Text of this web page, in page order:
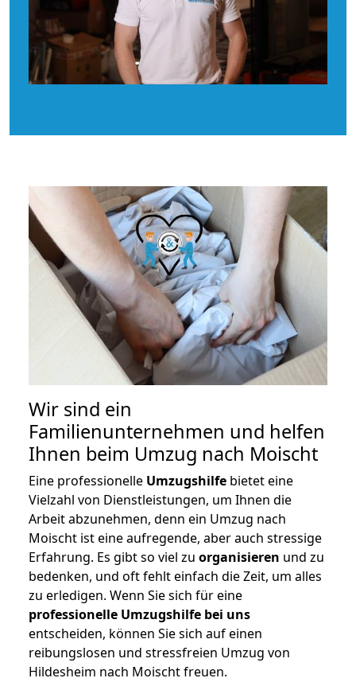
Wir sind ein
Familienunternehmen und helfen
Ihnen beim Umzug nach Moischt
Eine professionelle Umzugshilfe bietet eine
Vielzahl von Dienstleistungen, um Ihnen die
Arbeit abzunehmen, denn ein Umzug nach
Moischt ist eine aufregende, aber auch stressige
Erfahrung. Es gibt so viel zu organisieren und zu
bedenken, und oft fehlt einfach die Zeit, um alles
zu erledigen. Wenn Sie sich für eine
professionelle Umzugshilfe bei uns
entscheiden, können Sie sich auf einen
reibungslosen und stressfreien Umzug von
Hildesheim nach Moischt freuen.